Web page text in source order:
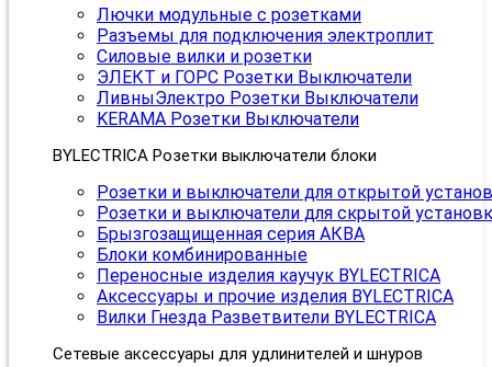
Лючки модульные с розетками
Разъемы для подключения электроплит
Силовые вилки и розетки
ЭЛЕКТ и ГОРС Розетки Выключатели
ЛивныЭлектро Розетки Выключатели
KERAMA Розетки Выключатели
BYLECTRICA Розетки выключатели блоки
Розетки и выключатели для открытой
Розетки и выключатели для скрытой
Брызгозащищенная серия АКВА
Блоки комбинированные
Переносные изделия каучук BYLECTRICA
Аксессуары и прочие изделия BYLECTRICA
Вилки Гнезда Разветвители BYLECTRICA
Сетевые аксессуары для удлинителей и шнуров